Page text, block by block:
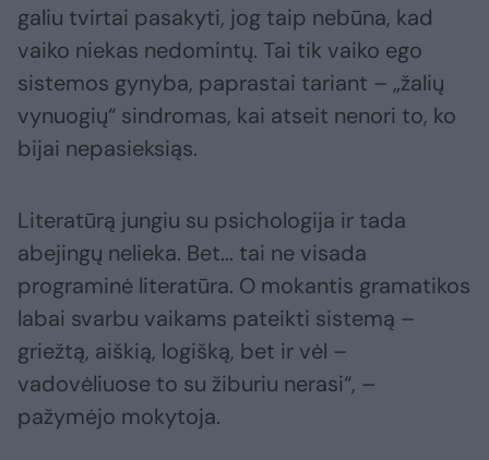
galiu tvirtai pasakyti, jog taip nebūna, kad
vaiko niekas nedomintų. Tai tik vaiko ego
sistemos gynyba, paprastai tariant – „žalių
vynuogių“ sindromas, kai atseit nenori to, ko
bijai nepasieksiąs.
Literatūrą jungiu su psichologija ir tada
abejingų nelieka. Bet... tai ne visada
programinė literatūra. O mokantis gramatikos
labai svarbu vaikams pateikti sistemą –
griežtą, aiškią, logišką, bet ir vėl –
vadovėliuose to su žiburiu nerasi“, –
pažymėjo mokytoja.